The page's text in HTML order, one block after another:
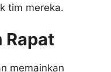
tim mereka.
Rapat
memainkan